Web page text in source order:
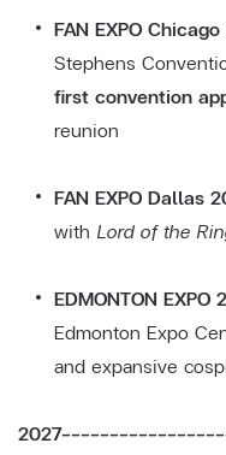
FAN EXPO
Stephens
first convention
reunion
FAN EXPO Dallas
with Lord of the
EDMONTON EXPO
Edmonton Expo
and expansive